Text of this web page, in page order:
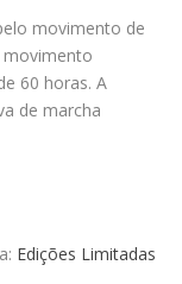
movimento de
movimento
60 horas. A
de marcha
Edições Limitadas